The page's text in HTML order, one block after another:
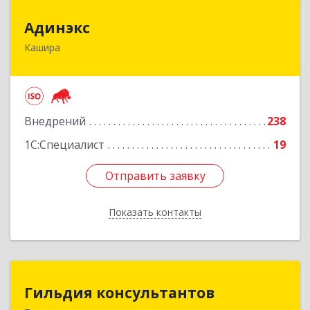
Адинэкс
Кашира
Внедрений
238
1С:Специалист
19
Отправить заявку
Показать контакты
142900, Московская обл, г.о. Кашира, Кашира г,
Отправить заявку
Назад
Гильдия консультантов